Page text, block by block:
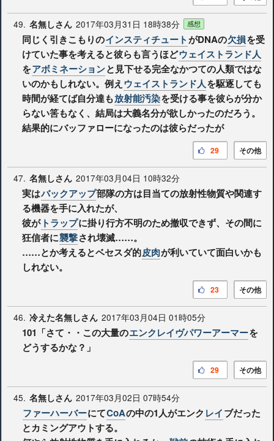
49. 名無しさん 2017年03月31日 18時38分 感想
同じく引きこもりのインスティチュートがDNAの欠損を受
けていた事を考えると彼らも言うほどウェイストランド人
をアボミネーションと見下せる完全なかつての人類ではな
いのかもしれない。例え ウェイストランド人を駆逐しても
時間が経てば自分達も放射能汚染を受ける事を彼らが分か
らない筈もなく、結局は大義名分が欲しかったのだろう。
結果的にバッファローになったのは彼らだったが
その他
29
47. 名無しさん 2017年03月04日 10時32分
実はバックアップ部隊の方は目当ての放射性物質や関連す
る機器を手に入れたが、
彼が トラップに掛り行方不明のため撤収できず、その間に
狂信者に襲撃され壊滅……。
……とか考えるとベセスダ的皮肉が利いていて面白いかも
しれない。
その他
23
46. 冷えた名無しさん 2017年03月04日 01時05分
101「さて・・この大量のエンクレイヴパワーアーマーを
どうするかな？」
その他
29
45. 名無しさん 2017年03月02日 07時54分
ファーハーバーにてCoAの中の1人がエンク レイブだった
とカミングアウトする。